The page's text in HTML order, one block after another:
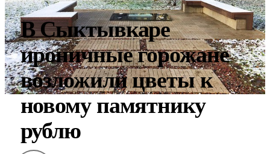
В Сыктывкаре
ироничные горожане
возложили цветы к
новому памятнику
рублю